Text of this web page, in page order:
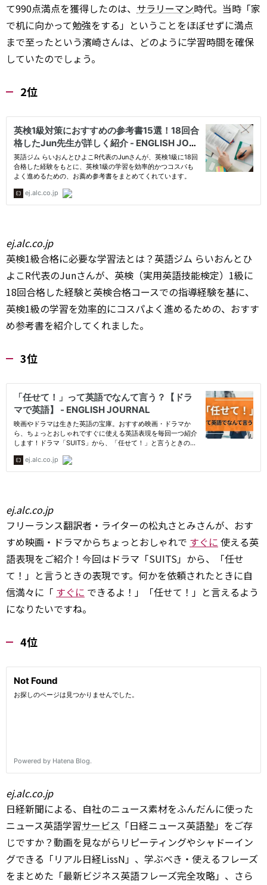
て990点満点を獲得したのは、 サラリーマン時代。当時「家
で机に向かって勉強をする」ということをほぼせずに満点
まで至ったという濱崎さんは、どのように学習時間を確保
していたのでしょう。
2位
ej.alc.co.jp
英検1級合格に必要な学習法とは？英語ジム らいおんとひ
よこR代表のJunさんが、英検（実用英語技能検定）1級に
18回合格した経験と英検合格コースでの指導経験を基に、
英検1級の学習を効率的にコスパよく進めるための、おすす
め参考書を紹介してくれました。
3位
ej.alc.co.jp
フリーランス翻訳者・ライターの松丸さとみさんが、おす
すめ映画・ドラマからちょっとおしゃれで すぐに 使える英
語表現をご紹介！今回はドラマ「SUITS」から、「任せ
て！」と言うときの表現です。何かを依頼されたときに自
信満々に「 すぐに できるよ！」「任せて！」と言えるよう
になりたいですね。
4位
ej.alc.co.jp
日経新聞による、自社のニュース素材をふんだんに使った
ニュース英語学習サービス 「日経ニュース英語塾」をご存
じですか？動画を見ながらリピーティングやシャドーイン
グできる「リアル日経LissN」、学ぶべき・使えるフレーズ
をまとめた「最新ビジネス英語フレーズ完全攻略」、さら